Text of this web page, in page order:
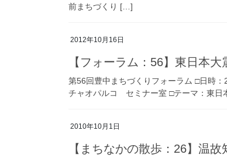
前まちづくり […]
2012年10月16日
【フォーラム：56】東日本
第56回豊中まちづくりフォーラム □日時
チャオパルコ セミナー室 □テーマ：東日
2010年10月1日
【まちなかの散歩：26】温故